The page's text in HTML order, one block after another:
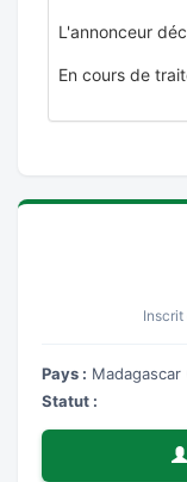
L'annonceur
En cours de
Pays :
Statut :